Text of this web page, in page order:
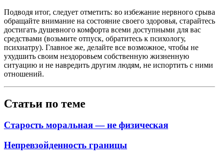
Подводя итог, следует отметить: во избежание нервного срыва
обращайте внимание на состояние своего здоровья, старайтесь
достигать душевного комфорта всеми доступными для вас
средствами (возьмите отпуск, обратитесь к психологу,
психиатру). Главное же, делайте все возможное, чтобы не
ухудшить своим нездоровьем собственную жизненную
ситуацию и не навредить другим людям, не испортить с ними
отношений.
Статьи по теме
Старость моральная — не физическая
Непревзойденность границы